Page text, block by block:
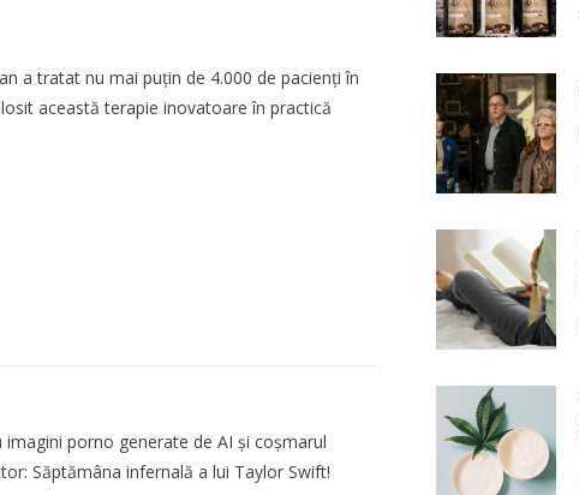
a tratat nu mai puțin de 4.000 de pacienți în
această terapie inovatoare în practică
imagini porno generate de AI și coșmarul
Săptămâna infernală a lui Taylor Swift!